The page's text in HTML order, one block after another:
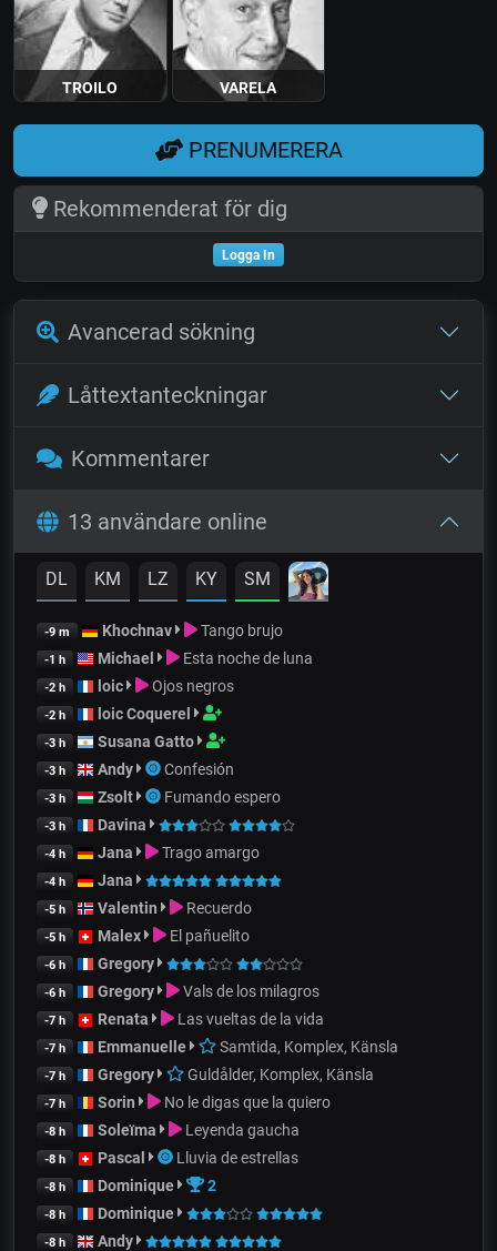
TROILO VARELA
PRENUMERERA
Rekommenderat för dig
Logga In
Avancerad sökning
Låttextanteckningar
Kommentarer
13 användare online
DL KM LZ KY SM
-9 m Khochnav Tango brujo
-1 h Michael Esta noche de luna
-2 h loic Ojos negros
-2 h loic Coquerel
-3 h Susana Gatto
-3 h Andy Confesión
-3 h Zsolt Fumando espero
-3 h Davina
-4 h Jana Trago amargo
-4 h Jana
-5 h Valentin Recuerdo
-5 h Malex El pañuelito
-6 h Gregory
-6 h Gregory Vals de los milagros
-7 h Renata Las vueltas de la vida
-7 h Emmanuelle Samtida, Komplex, Känsla
-7 h Gregory Guldålder, Komplex, Känsla
-7 h Sorin No le digas que la quiero
-8 h Soleïma Leyenda gaucha
-8 h Pascal Lluvia de estrellas
-8 h Dominique 2
-8 h Dominique
-8 h Andy